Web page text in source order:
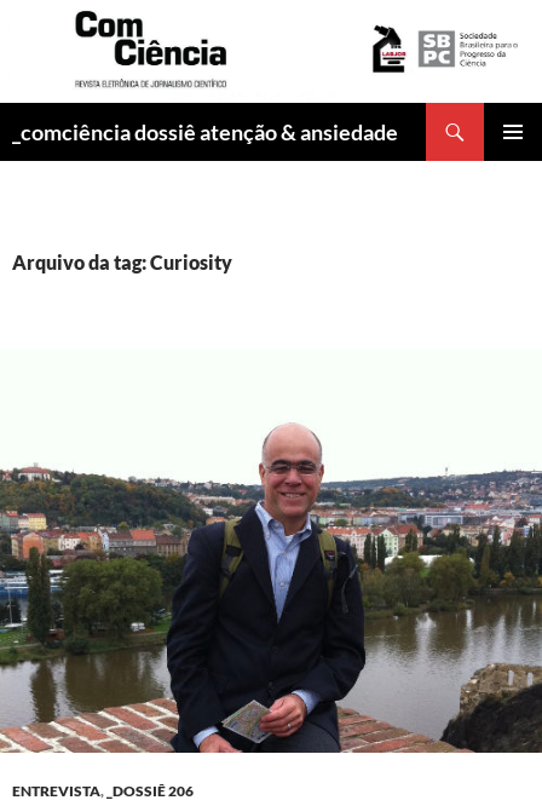
_comciência dossiê atenção & ansiedade
Arquivo da tag: Curiosity
ENTREVISTA, _DOSSIÊ 206